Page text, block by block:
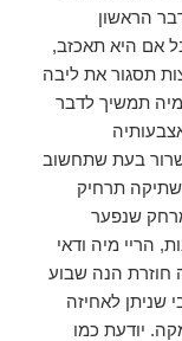
הראשון
אם היא תאכזב,
תסגור את ליבה
תמשיך לדבר
בעת שתחשוב
תרחיק
שנפער
הריי מיה ודאי
חוזרת הנה שבוע
שניתן לאחיזה
יודעת כמו